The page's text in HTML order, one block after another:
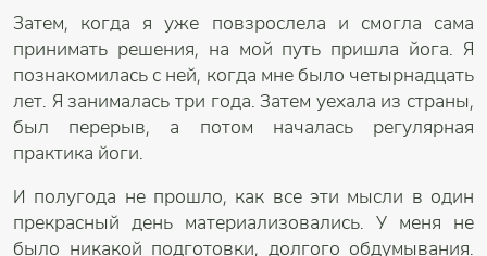
Затем, когда я уже повзрослела и смогла сама
принимать решения, на мой путь пришла йога. Я
познакомилась с ней, когда мне было четырнадцать
лет. Я занималась три года. Затем уехала из страны,
был перерыв, а потом началась регулярная
практика йоги.
И полугода не прошло, как все эти мысли в один
прекрасный день материализовались. У меня не
было никакой подготовки, долгого обдумывания.